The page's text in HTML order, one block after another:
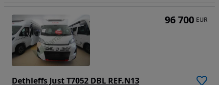
Dethleffs Just T7052 DBL REF.N13
96 700 EUR